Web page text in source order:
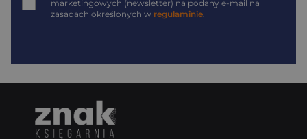
marketingowych (newsletter) na podany e-mail na
zasadach określonych w regulaminie.